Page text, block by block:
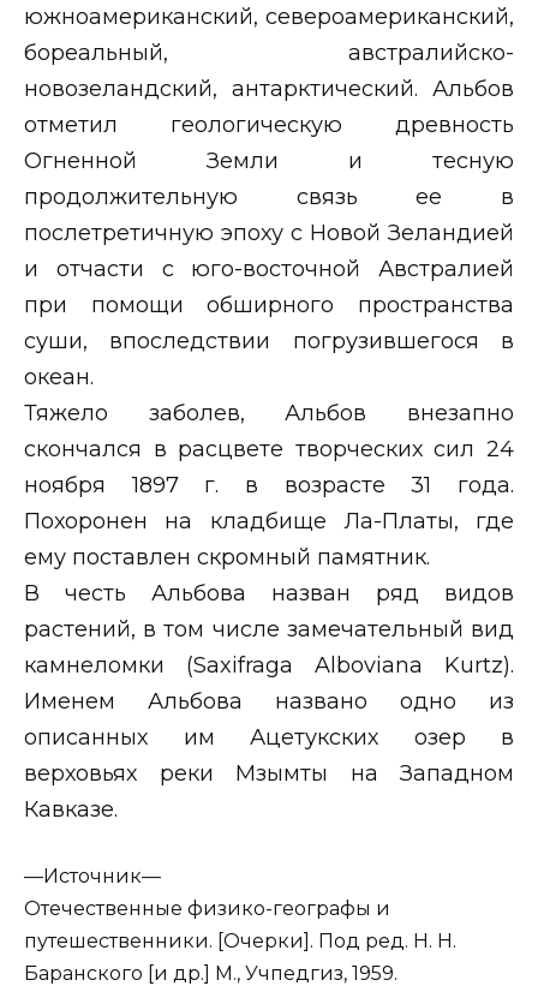
южноамериканский, североамериканский,
бореальный, австралийско-
новозеландский, антарктический. Альбов
отметил геологическую древность
Огненной Земли и тесную
продолжительную связь ее в
послетретичную эпоху с Новой Зеландией
и отчасти с юго-восточной Австралией
при помощи обширного пространства
суши, впоследствии погрузившегося в
океан.
Тяжело заболев, Альбов внезапно
скончался в расцвете творческих сил 24
ноября 1897 г. в возрасте 31 года.
Похоронен на кладбище Ла-Платы, где
ему поставлен скромный памятник.
В честь Альбова назван ряд видов
растений, в том числе замечательный вид
камнеломки (Saxifraga Alboviana Kurtz).
Именем Альбова названо одно из
описанных им Ацетукских озер в
верховьях реки Мзымты на Западном
Кавказе.
—Источник—
Отечественные физико-географы и
путешественники. [Очерки]. Под ред. Н. Н.
Баранского [и др.] М., Учпедгиз, 1959.